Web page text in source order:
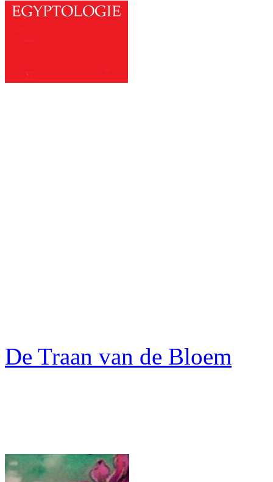
De Traan van de Bloem